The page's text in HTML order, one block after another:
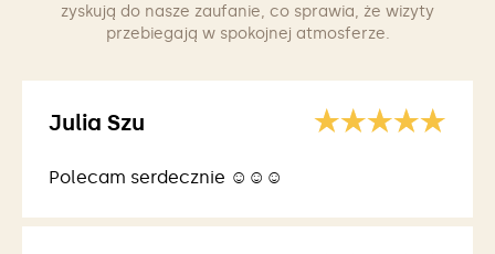
zyskują do nasze zaufanie, co sprawia, że wizyty
przebiegają w spokojnej atmosferze.
Julia Szu
Polecam serdecznie ☺️☺️☺️